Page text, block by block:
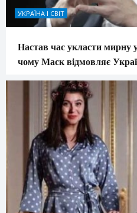
УКРАЇНА І СВІТ
Настав час укласти мирну
чому Маск відмовляє